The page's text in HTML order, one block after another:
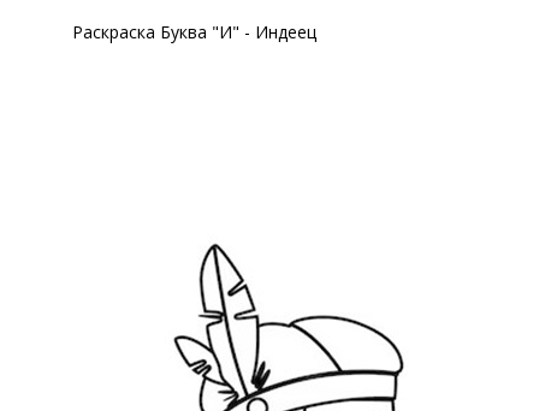
Раскраска Буква "И" - Индеец